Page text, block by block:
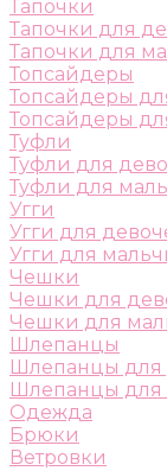
Тапочки
Тапочки для
Тапочки для
Топсайдеры
Топсайдеры
Топсайдеры
Туфли
Туфли для
Туфли для
Угги
Угги для
Угги для
Чешки
Чешки для
Чешки для
Шлепанцы
Шлепанцы для
Шлепанцы для
Одежда
Брюки
Ветровки